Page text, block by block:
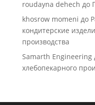
roudayna dehech до
khosrow momeni до
кондитерские
производства
Samarth Engineering
хлебопекарного